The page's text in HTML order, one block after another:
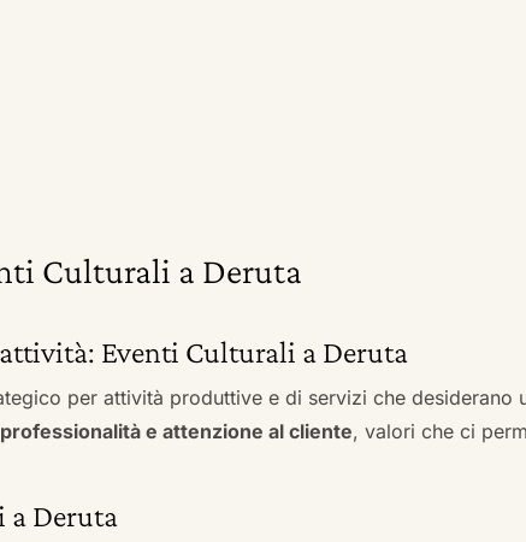
Culturali a Deruta
Eventi Culturali a Deruta
per attività produttive e di servizi che desiderano
e attenzione al cliente, valori che ci
a Deruta